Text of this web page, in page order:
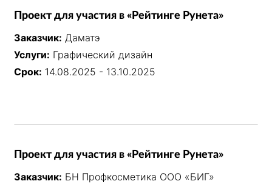
Проект для участия в «Рейтинге Рунета»
Заказчик: Даматэ
Услуги: Графический дизайн
Срок: 14.08.2025 - 13.10.2025
Проект для участия в «Рейтинге Рунета»
Заказчик: БН Профкосметика ООО «БИГ»